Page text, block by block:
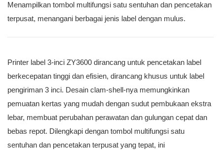
Menampilkan tombol multifungsi satu sentuhan dan pencetakan
terpusat, menangani berbagai jenis label dengan mulus.
Printer label 3-inci ZY3600 dirancang untuk pencetakan label
berkecepatan tinggi dan efisien, dirancang khusus untuk label
pengiriman 3 inci. Desain clam-shell-nya memungkinkan
pemuatan kertas yang mudah dengan sudut pembukaan ekstra
lebar, membuat perubahan perawatan dan gulungan cepat dan
bebas repot. Dilengkapi dengan tombol multifungsi satu
sentuhan dan pencetakan terpusat yang tepat, ini